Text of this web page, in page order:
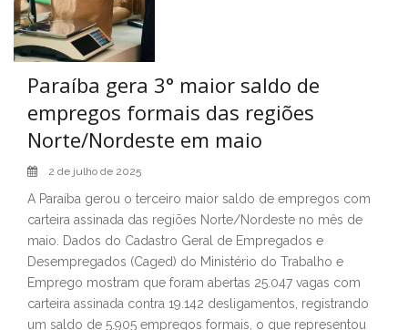
Paraíba gera 3° maior saldo de
empregos formais das regiões
Norte/Nordeste em maio
2 de julho de 2025
A Paraíba gerou o terceiro maior saldo de empregos com
carteira assinada das regiões Norte/Nordeste no mês de
maio. Dados do Cadastro Geral de Empregados e
Desempregados (Caged) do Ministério do Trabalho e
Emprego mostram que foram abertas 25.047 vagas com
carteira assinada contra 19.142 desligamentos, registrando
um saldo de 5.905 empregos formais, o que representou